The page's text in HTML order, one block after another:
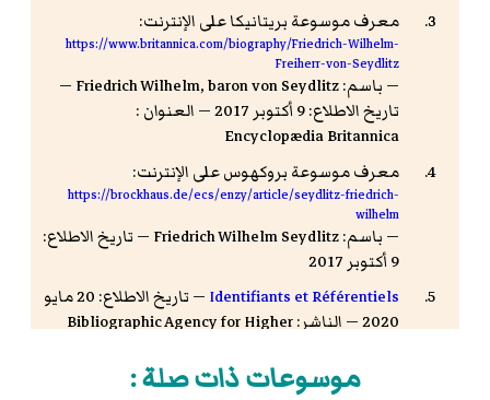
معرف موسوعة بريتانيكا على الإنترنت:
https://www.britannica.com/biography/Friedrich-Wilhelm-
Freiherr-von-Seydlitz
— باسم: Friedrich Wilhelm, baron von Seydlitz —
تاريخ الاطلاع: 9 أكتوبر 2017 — العنوان :
Encyclopædia Britannica
معرف موسوعة بروكهوس على الإنترنت:
https://brockhaus.de/ecs/enzy/article/seydlitz-friedrich-
wilhelm
— باسم: Friedrich Wilhelm Seydlitz — تاريخ الاطلاع:
9 أكتوبر 2017
Identifiants et Référentiels
— تاريخ الاطلاع: 20 مايو
2020 — الناشر: Bibliographic Agency for Higher
موسوعات ذات صلة :